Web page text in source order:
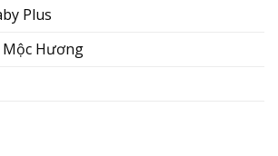
Plus
Hương